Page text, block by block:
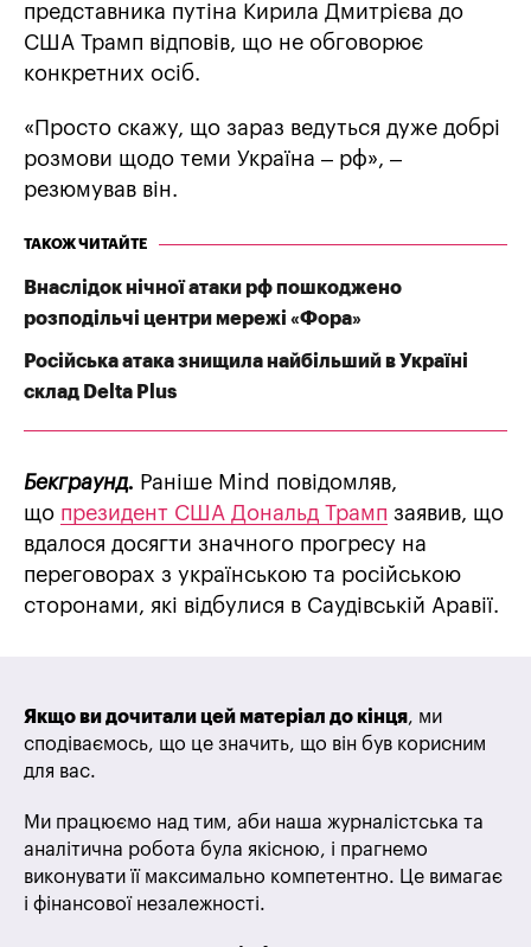
представника путіна Кирила Дмитрієва до
США Трамп відповів, що не обговорює
конкретних осіб.
«Просто скажу, що зараз ведуться дуже добрі
розмови щодо теми Україна – рф», –
резюмував він.
ТАКОЖ ЧИТАЙТЕ
Внаслідок нічної атаки рф пошкоджено
розподільчі центри мережі «Фора»
Російська атака знищила найбільший в Україні
склад Delta Plus
Бекграунд. Раніше Mind повідомляв,
що президент США Дональд Трамп заявив, що
вдалося досягти значного прогресу на
переговорах з українською та російською
сторонами, які відбулися в Саудівській Аравії.
Якщо ви дочитали цей матеріал до кінця, ми
сподіваємось, що це значить, що він був корисним
для вас.
Ми працюємо над тим, аби наша журналістська та
аналітична робота була якісною, і прагнемо
виконувати її максимально компетентно. Це вимагає
і фінансової незалежності.